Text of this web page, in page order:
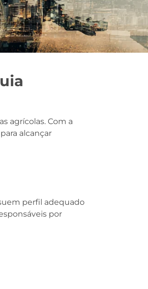
agrícolas. Com a
alcançar
perfil adequado
por